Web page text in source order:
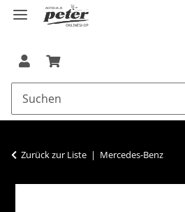
Zurück zur Liste Mercedes-Benz